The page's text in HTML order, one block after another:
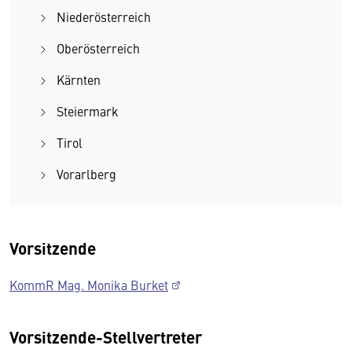
Niederösterreich
Oberösterreich
Kärnten
Steiermark
Tirol
Vorarlberg
Vorsitzende
KommR Mag. Monika Burket
Vorsitzende-Stellvertreter